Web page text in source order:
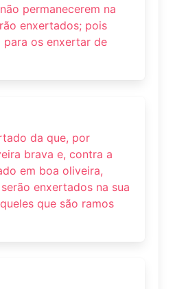
permanecerem na
enxertados; pois
para os enxertar de
da que, por
brava e, contra a
em boa oliveira,
enxertados na sua
que são ramos